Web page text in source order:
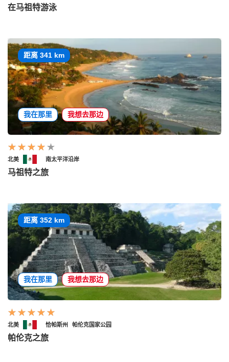
在马祖特游泳
距离 341 km
我在那里 我想去那边
北美 南太平洋沿岸
马祖特之旅
距离 352 km
我在那里 我想去那边
北美 恰帕斯州 帕伦克国家公园
帕伦克之旅